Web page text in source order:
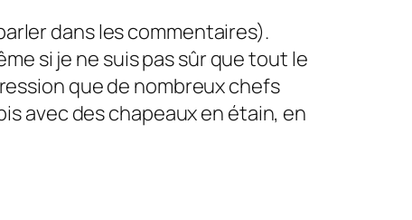
dans les commentaires).
si je ne suis pas sûr que tout le
que de nombreux chefs
avec des chapeaux en étain, en